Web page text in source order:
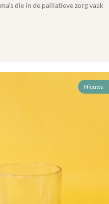
die in de palliatieve zorg vaak
Nieuws